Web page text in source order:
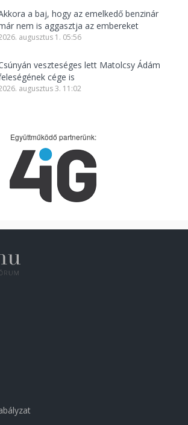
a baj, hogy az emelkedő benzinár
nem is aggasztja az embereket
augusztus 1. 05:56
veszteséges lett Matolcsy Ádám
cége is
augusztus 3. 11:02
Együttműködő partnerünk: